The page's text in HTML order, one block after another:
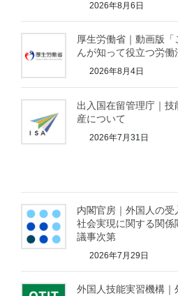
2026年8月6日
厚生労働省｜動画版「
んが知って役立つ労働
2026年8月4日
出入国在留管理庁｜技
産について
2026年7月31日
内閣官房｜外国人の
社会実現に関する関係
議事次第
2026年7月29日
外国人技能実習機構｜